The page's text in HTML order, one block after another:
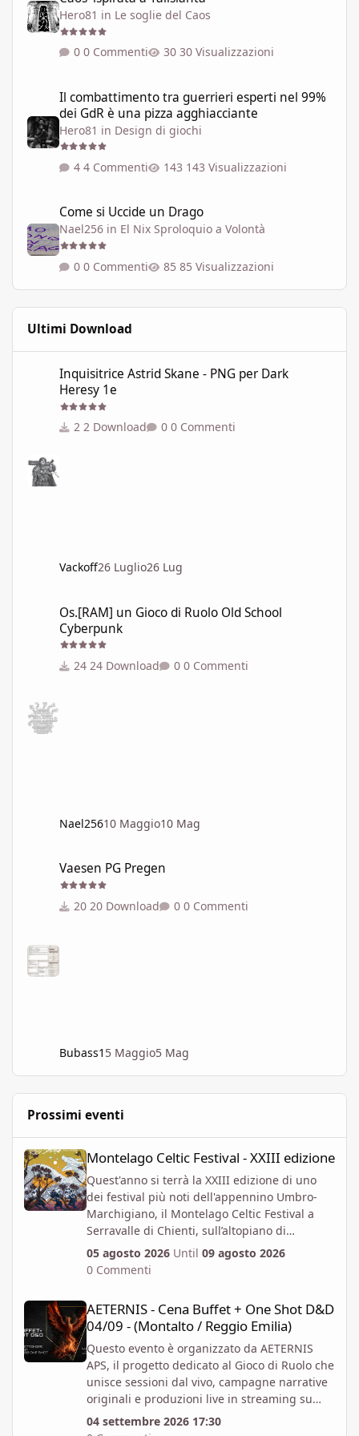
Hero81 in Le soglie del Caos
0 Commenti 30 Visualizzazioni
Il combattimento tra guerrieri esperti nel 99%
dei GdR è una pizza agghiacciante
Hero81 in Design di giochi
4 Commenti 143 Visualizzazioni
Come si Uccide un Drago
Nael256 in El Nix Sproloquio a Volontà
0 Commenti 85 Visualizzazioni
Ultimi Download
Inquisitrice Astrid Skane - PNG per Dark
Heresy 1e
2 Download 0 Commenti
Vackoff26 Luglio26 Lug
Os.[RAM] un Gioco di Ruolo Old School
Cyberpunk
24 Download 0 Commenti
Nael25610 Maggio10 Mag
Vaesen PG Pregen
20 Download 0 Commenti
Bubass1 5 Maggio5 Mag
Prossimi eventi
Montelago Celtic Festival - XXIII edizione
Quest'anno si terrà la XXIII edizione di uno
dei festival più noti dell'appennino Umbro-
Marchigiano, il Montelago Celtic Festival a
Serravalle di Chienti, sull’altopiano di
Colfiorito in provincia di Macerata.
https://www.montelagocelticfestival.it/
tantochè I biglietti attualmente disponibili
permettono l'accesso per almeno due giorni
consecutivi. E' attiva la prevendita Spring
Offer, che mette a disposizione dal 6 Aprile al
12 Giugno un numero massimo biglietti 4000.
Al momento i prezzi per la prevendita sono i
seguenti:
Abbonamento x 1 persona per 4gg - 82 EUR +
05 agosto 2026 Until 09 agosto 2026
0 Commenti
AETERNIS - Cena Buffet + One Shot D&D
04/09 - (Montalto / Reggio Emilia)
Questo evento è organizzato da AETERNIS
APS, il progetto dedicato al Gioco di Ruolo che
unisce sessioni dal vivo, campagne narrative
originali e produzioni live in streaming su
Twitch.
Vi aspettiamo per un Evento Speciale: Cena
04 settembre 2026 17:30